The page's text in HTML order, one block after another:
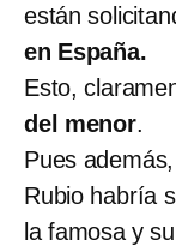
están
en España.
Esto,
del menor.
Pues
Rubio habría
la famosa y